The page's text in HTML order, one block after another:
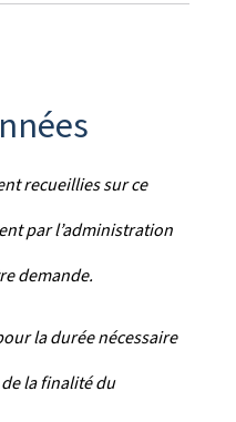
recueillies sur ce
par l’administration
demande.
la durée nécessaire
la finalité du